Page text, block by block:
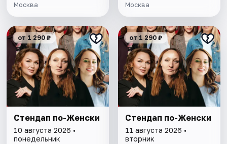
Москва Москва
от 1 290 ₽
Стендап по-Женски
10 августа 2026 •
понедельник
от 1 290 ₽
Стендап по-Женски
11 августа 2026 •
вторник